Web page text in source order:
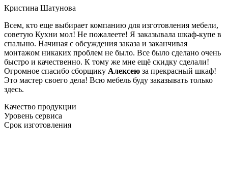
Кристина Шатунова
Всем, кто еще выбирает компанию для изготовления мебели,
советую Кухни мол! Не пожалеете! Я заказывала шкаф-купе в
спальню. Начиная с обсуждения заказа и заканчивая
монтажом никаких проблем не было. Все было сделано очень
быстро и качественно. К тому же мне ещё скидку сделали!
Огромное спасибо сборщику Алексею за прекрасный шкаф!
Это мастер своего дела! Всю мебель буду заказывать только
здесь.
Качество продукции
Уровень сервиса
Срок изготовления